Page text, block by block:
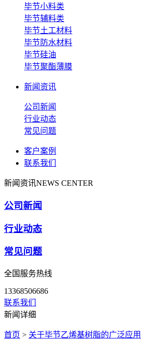
毕节小料类
毕节辅料类
毕节土工材料
毕节防水材料
毕节硅油
毕节聚酯薄膜
新闻资讯
公司新闻
行业动态
常见问题
客户案例
联系我们
新闻资讯NEWS CENTER
公司新闻
行业动态
常见问题
全国服务热线
13368506686
联系我们
新闻详细
首页 > 关于毕节乙烯基树脂的广泛应用